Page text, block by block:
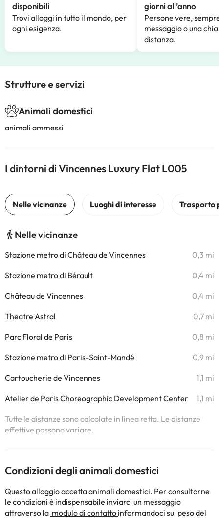
disponibili
Trovi alloggi in tutto il mondo, per
ogni esigenza.
giorni all’anno
Persone vere,
messaggio o una
distanza.
Strutture e servizi
Animali domestici
animali ammessi
I dintorni di Vincennes Luxury Flat L005
Nelle vicinanze
Stazione metro di Château de Vincennes 0,3 mi
Stazione metro di Bérault 0,4 mi
Château de Vincennes 0,4 mi
Theatre Astral 0,7 mi
Parc Floral de Paris 0,8 mi
Stazione metro di Paris-Saint-Mandé 0,9 mi
Cartoucherie de Vincennes 1,1 mi
Atelier de Paris Choreographic Development Center 1,1 mi
Tutte le distanze sono calcolate in linea retta. Le distanze
effettive possono variare.
Condizioni degli animali domestici
Questo alloggio accetta animali domestici. Per consultarne
le condizioni è indispensabile inviarci un messaggio
attraverso la modulo di contatto informandoci sul peso del